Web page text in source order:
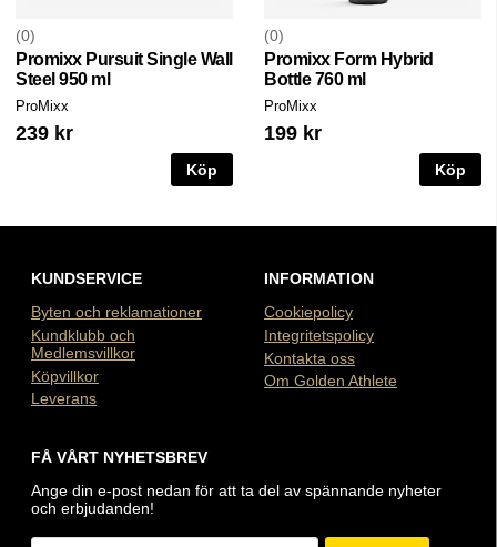
0
Promixx Pursuit Single Wall
Steel 950 ml
ProMixx
239 kr
Köp
0
Promixx Form Hybrid
Bottle 760 ml
ProMixx
199 kr
Köp
KUNDSERVICE
Byten och reklamationer
Kundklubb och
Medlemsvillkor
Köpvillkor
Leverans
INFORMATION
Cookiepolicy
Integritetspolicy
Kontakta oss
Om Golden Athlete
FÅ VÅRT NYHETSBREV
Ange din e-post nedan för att ta del av spännande nyheter
och erbjudanden!